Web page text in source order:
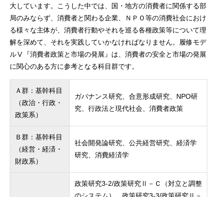
大しています。こうした中では、国・地方の消費者に関係する部
局のみならず、消費者と関わる企業、ＮＰＯ等の消費社会におけ
る様々な主体が、消費者行動やそれを巡る各種政策等について理
解を深めて、それを実践していかなければなりません。履修モデ
ルⅤ『消費者政策と市場の発展』は、消費者の安全と市場の発展
に関心のある方に参考となる科目群です。
Ａ群：基幹科目
（政治・行政・
政策系）
ガバナンス研究、合意形成研究、NPO研
究、行政法と現代社会、消費者政策
Ｂ群：基幹科目
（経営・経済・
財政系）
社会開発論研究、公共経営研究、経済学
研究、消費経済学
政策研究3-2/政策研究Ⅱ－Ｃ（対立と調整
のシステム）、政策研究3-3/政策研究Ⅱ－